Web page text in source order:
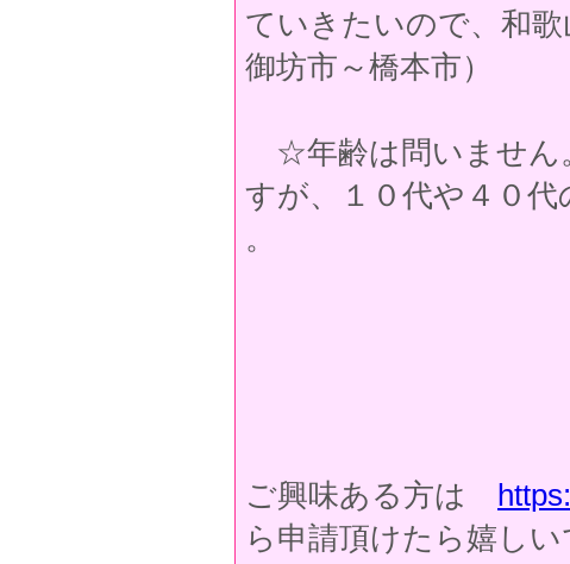
ていきたいので、和
御坊市～橋本市）
☆年齢は問いません
すが、１０代や４０
。
ご興味ある方は
ら申請頂けたら嬉しい